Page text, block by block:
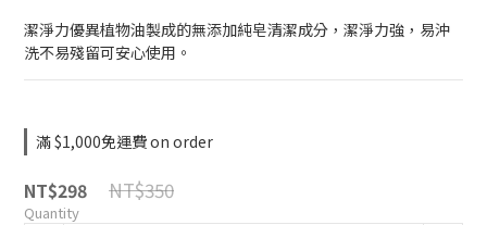
潔淨力優異植物油製成的無添加純皂清潔成分，潔淨力強，易沖
洗不易殘留可安心使用。
滿 $1,000免運費 on order
NT$298 NT$350
Quantity